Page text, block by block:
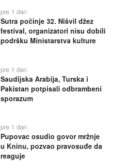
pre 1 dan
Sutra počinje 32. Nišvil džez
festival, organizatori nisu dobili
podršku Ministarstva kulture
pre 1 dan
Saudijska Arabija, Turska i
Pakistan potpisali odbrambeni
sporazum
pre 1 dan
Pupovac osudio govor mržnje
u Kninu, pozvao pravosuđe da
reaguje